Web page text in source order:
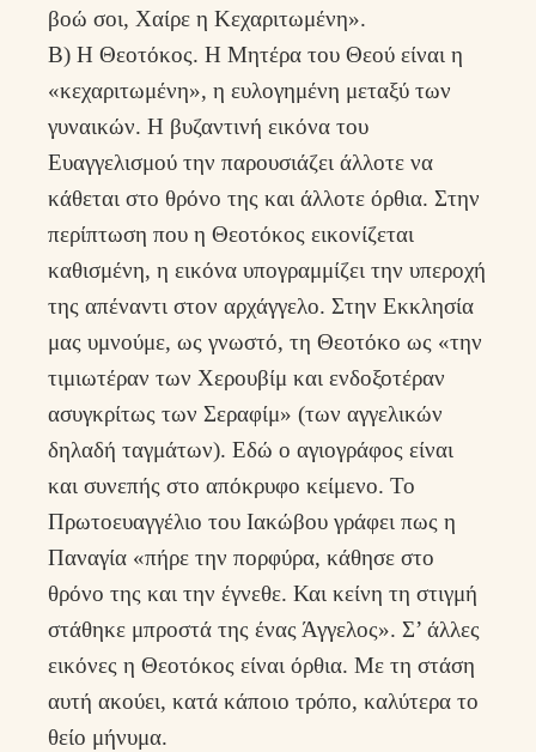
βοώ σοι, Χαίρε η Κεχαριτωμένη».
Β) Η Θεοτόκος. Η Μητέρα του Θεού είναι η
«κεχαριτωμένη», η ευλογημένη μεταξύ των
γυναικών. Η βυζαντινή εικόνα του
Ευαγγελισμού την παρουσιάζει άλλοτε να
κάθεται στο θρόνο της και άλλοτε όρθια. Στην
περίπτωση που η Θεοτόκος εικονίζεται
καθισμένη, η εικόνα υπογραμμίζει την υπεροχή
της απέναντι στον αρχάγγελο. Στην Εκκλησία
μας υμνούμε, ως γνωστό, τη Θεοτόκο ως «την
τιμιωτέραν των Χερουβίμ και ενδοξοτέραν
ασυγκρίτως των Σεραφίμ» (των αγγελικών
δηλαδή ταγμάτων). Εδώ ο αγιογράφος είναι
και συνεπής στο απόκρυφο κείμενο. Το
Πρωτοευαγγέλιο του Ιακώβου γράφει πως η
Παναγία «πήρε την πορφύρα, κάθησε στο
θρόνο της και την έγνεθε. Και κείνη τη στιγμή
στάθηκε μπροστά της ένας Άγγελος». Σ’ άλλες
εικόνες η Θεοτόκος είναι όρθια. Με τη στάση
αυτή ακούει, κατά κάποιο τρόπο, καλύτερα το
θείο μήνυμα.